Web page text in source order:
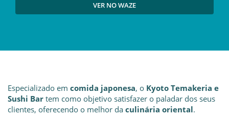
VER NO WAZE
Especializado em comida japonesa, o Kyoto Temakeria e
Sushi Bar tem como objetivo satisfazer o paladar dos seus
clientes, oferecendo o melhor da culinária oriental.